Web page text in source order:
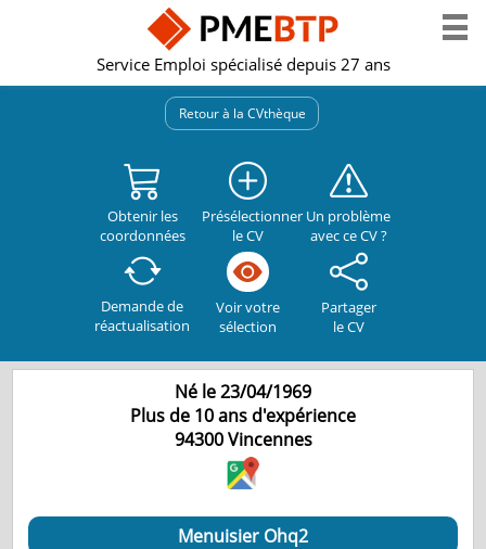
Service Emploi spécialisé depuis 27 ans
Retour à la CVthèque
Obtenir les
coordonnées
Présélectionner
le CV
Un problème
avec ce CV ?
Demande de
réactualisation
Voir votre
sélection
Partager
le CV
Né le 23/04/1969
Plus de 10 ans d'expérience
94300 Vincennes
Menuisier Ohq2